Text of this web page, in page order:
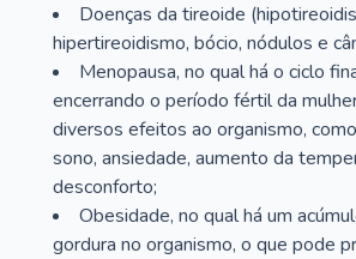
Doenças da tireoide
hipertireoidismo, bócio, nódulos e
Menopausa, no qual há o ciclo
encerrando o período fértil da
diversos efeitos ao organismo,
sono, ansiedade, aumento da
desconforto;
Obesidade, no qual há um
gordura no organismo, o que pode